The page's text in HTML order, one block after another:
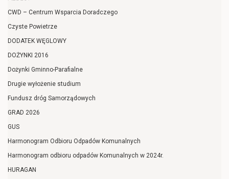
CWD – Centrum Wsparcia Doradczego
Czyste Powietrze
DODATEK WĘGLOWY
DOŻYNKI 2016
Dożynki Gminno-Parafialne
Drugie wyłożenie studium
Fundusz dróg Samorządowych
GRAD 2026
GUS
Harmonogram Odbioru Odpadów Komunalnych
Harmonogram odbioru odpadów Komunalnych w 2024r.
HURAGAN